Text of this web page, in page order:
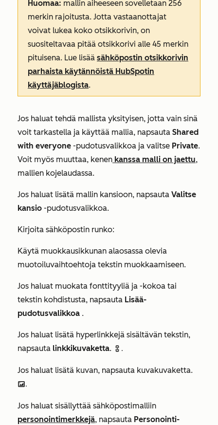
Huomaa: mallin aiheeseen sovelletaan 256
merkin rajoitusta. Jotta vastaanottajat
voivat lukea koko otsikkorivin, on
suositeltavaa pitää otsikkorivi alle 45 merkin
pituisena. Lue lisää sähköpostin otsikkorivin
parhaista käytännöistä HubSpotin
käyttäjäblogista.
Jos haluat tehdä mallista yksityisen, jotta vain sinä
voit tarkastella ja käyttää mallia, napsauta Shared
with everyone -pudotusvalikkoa ja valitse Private.
Voit myös muuttaa, kenen kanssa malli on jaettu,
mallien kojelaudassa.
Jos haluat lisätä mallin kansioon, napsauta Valitse
kansio -pudotusvalikkoa.
Kirjoita sähköpostin runko:
Käytä muokkausikkunan alaosassa olevia
muotoiluvaihtoehtoja tekstin muokkaamiseen.
Jos haluat muokata fonttityyliä ja -kokoa tai
tekstin kohdistusta, napsauta Lisää-
pudotusvalikkoa .
Jos haluat lisätä hyperlinkkejä sisältävän tekstin,
napsauta linkkikuvaketta. link.
Jos haluat lisätä kuvan, napsauta kuvakuvaketta.
insertImage.
Jos haluat sisällyttää sähköpostimalliin
personointimerkkejä, napsauta Personointi-